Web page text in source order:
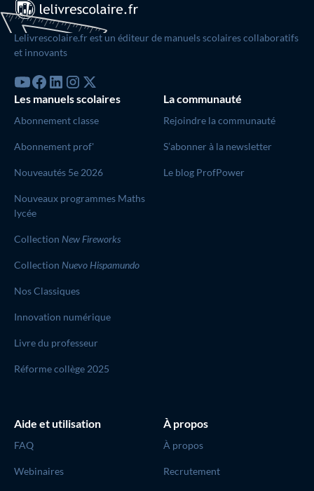
Lelivrescolaire.fr est un éditeur de manuels scolaires collaboratifs
et innovants
Les manuels scolaires
Abonnement classe
Abonnement prof'
Nouveautés 5e 2026
Nouveaux programmes Maths
lycée
Collection New Fireworks
Collection Nuevo Hispamundo
Nos Classiques
Innovation numérique
Livre du professeur
Réforme collège 2025
La communauté
Rejoindre la communauté
S’abonner à la newsletter
Le blog ProfPower
Aide et utilisation
FAQ
Webinaires
À propos
À propos
Recrutement